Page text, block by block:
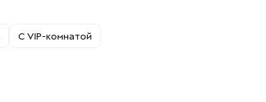
С VIP-комнатой